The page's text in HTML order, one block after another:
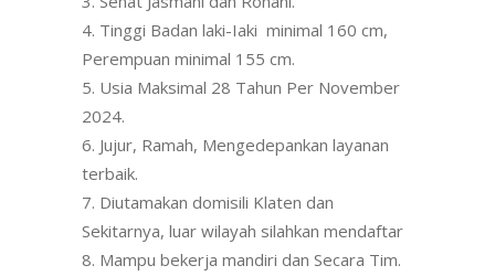
Tinggi Badan laki-Iaki minimal 160 cm,
Perempuan minimal 155 cm.
Usia Maksimal 28 Tahun Per November
2024.
Jujur, Ramah, Mengedepankan layanan
terbaik.
Diutamakan domisili Klaten dan
Sekitarnya, luar wilayah silahkan mendaftar
Mampu bekerja mandiri dan Secara Tim.